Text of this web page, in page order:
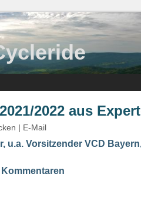
2022 aus
| E-Mail
u.a. Vorsitzender VCD